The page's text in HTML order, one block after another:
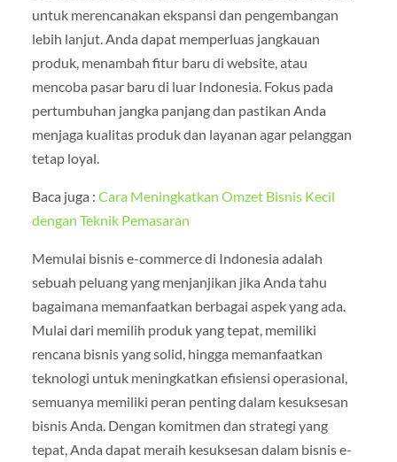
untuk merencanakan ekspansi dan pengembangan
lebih lanjut. Anda dapat memperluas jangkauan
produk, menambah fitur baru di website, atau
mencoba pasar baru di luar Indonesia. Fokus pada
pertumbuhan jangka panjang dan pastikan Anda
menjaga kualitas produk dan layanan agar pelanggan
tetap loyal.
Baca juga : Cara Meningkatkan Omzet Bisnis Kecil
dengan Teknik Pemasaran
Memulai bisnis e-commerce di Indonesia adalah
sebuah peluang yang menjanjikan jika Anda tahu
bagaimana memanfaatkan berbagai aspek yang ada.
Mulai dari memilih produk yang tepat, memiliki
rencana bisnis yang solid, hingga memanfaatkan
teknologi untuk meningkatkan efisiensi operasional,
semuanya memiliki peran penting dalam kesuksesan
bisnis Anda. Dengan komitmen dan strategi yang
tepat, Anda dapat meraih kesuksesan dalam bisnis e-